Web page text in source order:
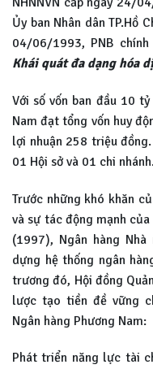
Ủy ban Nhân dân TP.Hồ
04/06/1993, PNB
Khái quát đa dạng hóa
Với số vốn ban đầu 10
Nam đạt tổng vốn huy
lợi nhuận 258 triệu
01 Hội sở và 01 chi
Trước những khó khăn
và sự tác động mạnh
(1997), Ngân hàng
dựng hệ thống ngân
trương đó, Hội đồng
lược tạo tiền đề vững
Ngân hàng Phương Nam:
Phát triển năng lực tài